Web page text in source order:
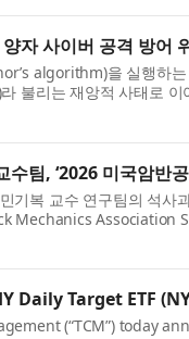
자 사이버 공격 방어
algorithm)을 실행하
불리는 재앙적 사태로
팀, ‘2026 미국암반
복 교수 연구팀의 석사
Mechanics Association
Daily Target ETF
(“TCM”) today